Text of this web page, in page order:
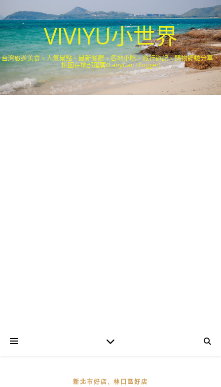
VIVIYU小世界
台灣旅遊美食、人氣景點、最新餐廳、各地小吃、旅行遊記、購物經驗分享．
桃園在地部落客(Taoyuan Blogger)
新北市好店 , 林口區好店